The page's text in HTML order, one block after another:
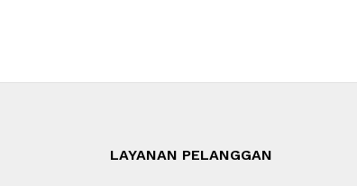
LAYANAN PELANGGAN